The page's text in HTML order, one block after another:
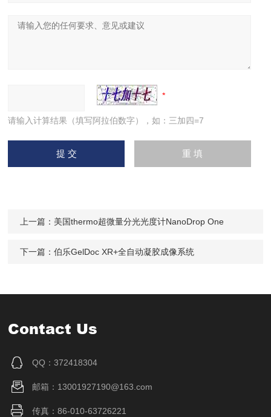
请输入计算结果（填写阿拉伯数字），如：三加四=7
上一篇： 美国thermo超微量分光光度计NanoDrop One
下一篇：伯乐GelDoc XR+全自动凝胶成像系统
Contact Us
QQ：372418304
邮箱：13001927190@163.com
传真：86-010-63726221